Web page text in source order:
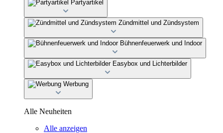
Partyartikel
Zündmittel und Zündsystem
Bühnenfeuerwerk und Indoor
Easybox und Lichterbilder
Werbung
Alle Neuheiten
Alle anzeigen